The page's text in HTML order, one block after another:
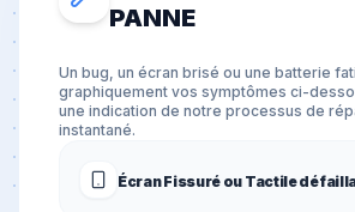
PANNE
Un bug, un écran brisé ou une batterie
graphiquement vos symptômes ci-
une indication de notre processus de
instantané.
Écran Fissuré ou Tactile